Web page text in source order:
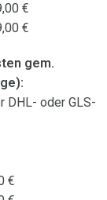
€
€
gem.
DHL- oder GLS-
€